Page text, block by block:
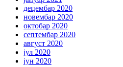
децембар 2020
новембар 2020
октобар 2020
септембар 2020
август 2020
јул 2020
јун 2020